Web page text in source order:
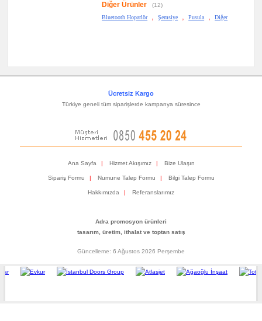
Diğer Ürünler
(12)
Bluetooth Hoparlör
, Şemsiye , Pusula , Diğer
Ücretsiz Kargo
Türkiye geneli tüm siparişlerde kampanya süresince
Ana Sayfa Hizmet Akışımız Bize Ulaşın
Sipariş Formu Numune Talep Formu Bilgi Talep Formu
Hakkımızda Referanslarımız
Adra promosyon ürünleri
tasarım, üretim, ithalat ve toptan satış
Güncelleme: 6 Ağustos 2026 Perşembe